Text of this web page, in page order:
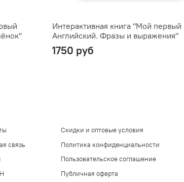
Интерактивная книга "Мой первый
Английский. Фразы и выражения"
1750 руб
связь
Скидки и оптовые условия
Политика конфиденциальности
Пользовательское соглашение
Публичная оферта